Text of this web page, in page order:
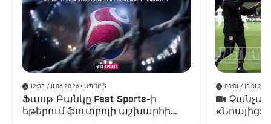
12:33 / 11.06.2026• ՍՊՈՐՏ
Ֆասթ Բանկը Fast Sports-ի
եթերում ֆուտբոլի աշխարհի
00:01 /
«Նոայից»